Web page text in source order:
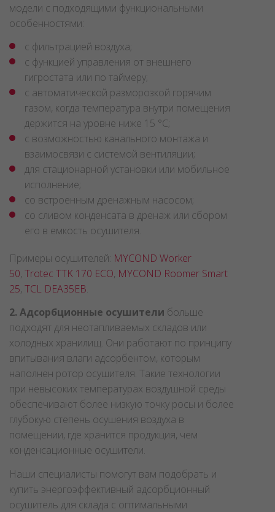
модели с подходящими функциональными
особенностями:
с фильтрацией воздуха;
с функцией управления от внешнего
гигростата или по таймеру;
с автоматической разморозкой горячим
газом, когда температура внутри помещения
держится на уровне ниже 15 °C;
с возможностью канального монтажа и
взаимосвязи с системой вентиляции;
для стационарной установки или мобильное
исполнение;
со встроенным дренажным насосом;
со сливом конденсата в дренаж или сбором
его в емкость осушителя.
Примеры осушителей: MYCOND Worker
50, Trotec TTK 170 ЕСО, MYCOND Roomer Smart
25, TCL DEA35EB.
2. Адсорбционные осушители больше
подходят для неотапливаемых складов или
холодных хранилищ. Они работают по принципу
впитывания влаги адсорбентом, которым
наполнен ротор осушителя. Такие технологии
при невысоких температурах воздушной среды
обеспечивают более низкую точку росы и более
глубокую степень осушения воздуха в
помещении, где хранится продукция, чем
конденсационные осушители.
Наши специалисты помогут вам подобрать и
купить энергоэффективный адсорбционный
осушитель для склада с оптимальными